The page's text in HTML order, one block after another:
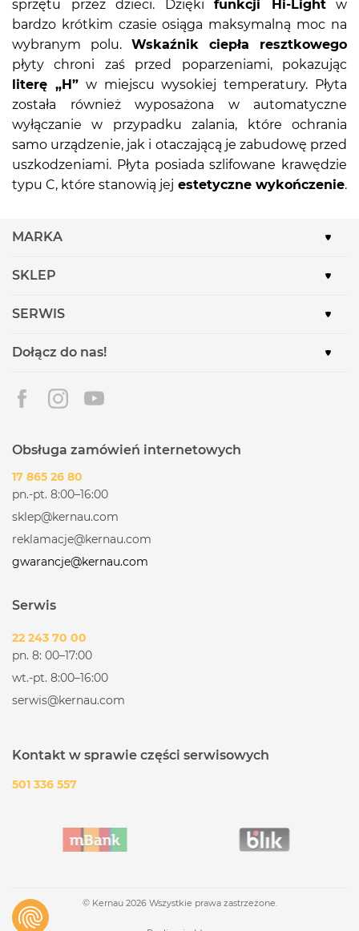
sprzętu przez dzieci. Dzięki funkcji Hi-Lightw
bardzo krótkim czasie osiąga maksymalną moc na
wybranym polu. Wskaźnik ciepła resztkowego
płyty chroni zaś przed poparzeniami, pokazując
literę „H”w miejscu wysokiej temperatury. Płyta
została również wyposażona w automatyczne
wyłączanie w przypadku zalania, które ochrania
samo urządzenie, jak i otaczającą je zabudowę przed
uszkodzeniami. Płyta posiada szlifowane krawędzie
typu C, które stanowią jej estetyczne wykończenie.
MARKA
SKLEP
SERWIS
Dołącz do nas!
Obsługa zamówień internetowych
17 865 26 80
pn.-pt. 8:00–16:00
sklep@kernau.com
reklamacje@kernau.com
gwarancje@kernau.com
Serwis
22 243 70 00
pn. 8: 00–17:00
wt.-pt. 8:00–16:00
serwis@kernau.com
Kontakt w sprawie części serwisowych
501 336 557
© Kernau 2026 Wszystkie prawa zastrzeżone.